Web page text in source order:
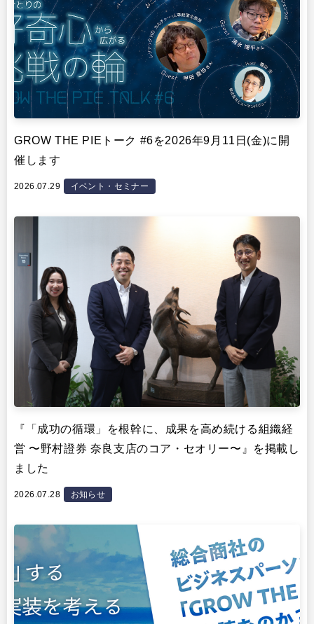
GROW THE PIEトーク #6を2026年9月11日(金)に開
催します
2026.07.29 イベント・セミナー
『「成功の循環」を根幹に、成果を高め続ける組織経
営 〜野村證券 奈良支店のコア・セオリー〜』を掲載し
ました
2026.07.28 お知らせ